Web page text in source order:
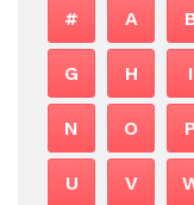
# A
G H I
N O P
U V